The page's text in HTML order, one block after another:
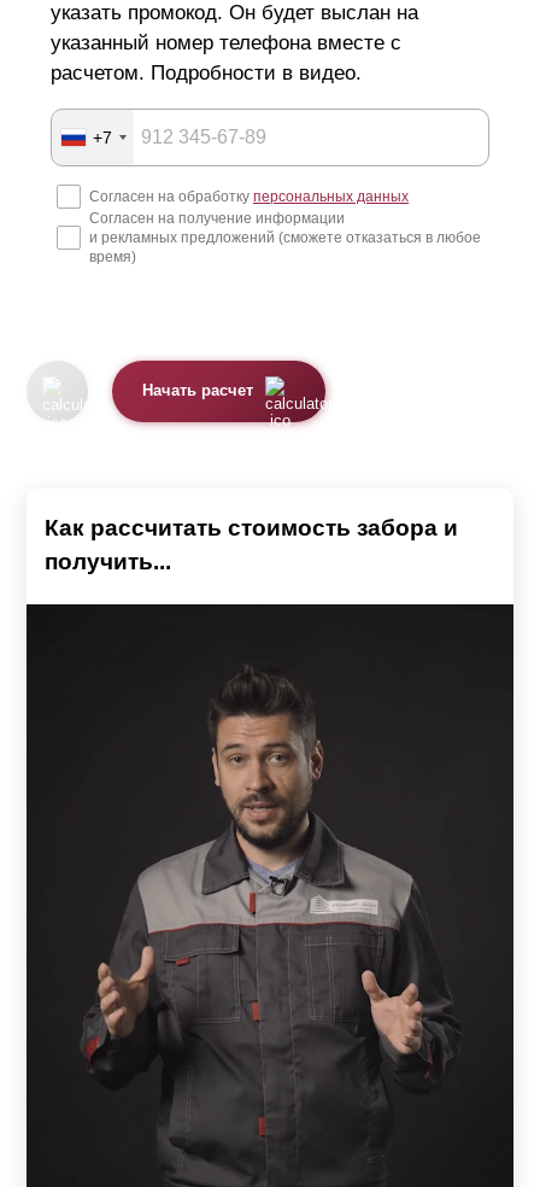
указать промокод. Он будет выслан на
указанный номер телефона вместе с
расчетом. Подробности в видео.
+7
Согласен на обработку персональных данных
Согласен на получение информации
и рекламных предложений (сможете отказаться в любое
время)
Начать расчет
Как рассчитать стоимость забора и
получить...